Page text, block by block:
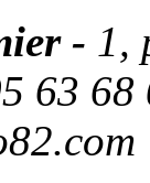
- 1,
63